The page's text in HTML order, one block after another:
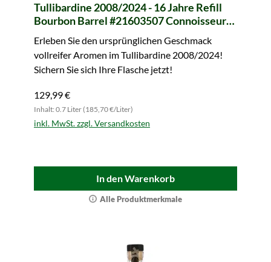
Tullibardine 2008/2024 - 16 Jahre Refill
Bourbon Barrel #21603507 Connoisseurs
Erleben Sie den ursprünglichen Geschmack
vollreifer Aromen im Tullibardine 2008/2024!
Sichern Sie sich Ihre Flasche jetzt!
129,99 €
Inhalt: 0.7 Liter (185,70 €/Liter)
inkl. MwSt. zzgl. Versandkosten
In den Warenkorb
Alle Produktmerkmale